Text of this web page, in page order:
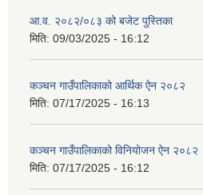
आ.व. २०८२/०८३ को बजेट पुस्तिका
मिति: 09/03/2025 - 16:12
कञ्‍चन गाउँपालिकाको आर्थिक ऐन २०८२
मिति: 07/17/2025 - 16:13
कञ्‍चन गाउँपालिकाको विनियोजन ऐन २०८२
मिति: 07/17/2025 - 16:12